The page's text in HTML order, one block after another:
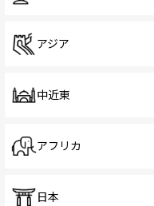
アジア
中近東
アフリカ
日本